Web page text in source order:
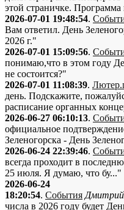
этой страничке. Программа
2026-07-01 19:48:54.
Вам ответил. День
2026 г."
2026-07-01 15:09:56.
понимаю,что в этом году
не состоится?"
2026-07-01 11:08:39.
день. Подскажите,
расписание органных
2026-06-27 06:10:13.
официальное
Зеленогорска - День
2026-06-24 22:39:46.
всегда проходит в
25 июля. Я думаю, что бу..."
2026-06-24
18:20:54. События Дмитрий
числа в 2026 году будет